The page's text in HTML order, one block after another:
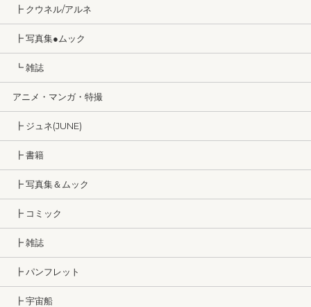
┣ クウネル/アルネ
┣ 写真集●ムック
┗ 雑誌
アニメ・マンガ・特撮
┣ ジュネ(JUNE)
┣ 書籍
┣ 写真集＆ムック
┣ コミック
┣ 雑誌
┣ パンフレット
┣ 宇宙船